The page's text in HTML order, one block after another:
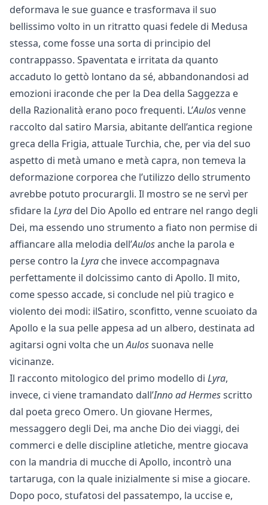
deformava le sue guance e trasformava il suo
bellissimo volto in un ritratto quasi fedele di Medusa
stessa, come fosse una sorta di principio del
contrappasso. Spaventata e irritata da quanto
accaduto lo gettò lontano da sé, abbandonandosi ad
emozioni iraconde che per la Dea della Saggezza e
della Razionalità erano poco frequenti. L’Aulosvenne
raccolto dal satiro Marsia, abitante dell’antica regione
greca della Frigia, attuale Turchia, che, per via del suo
aspetto di metà umano e metà capra, non temeva la
deformazione corporea che l’utilizzo dello strumento
avrebbe potuto procurargli. Il mostro se ne servì per
sfidare la Lyra del Dio Apollo ed entrare nel rango degli
Dei, ma essendo uno strumento a fiato non permise di
affiancare alla melodia dell’Aulosanche la parola e
perse contro la Lyra che invece accompagnava
perfettamente il dolcissimo canto di Apollo. Il mito,
come spesso accade, si conclude nel più tragico e
violento dei modi: ilSatiro, sconfitto, venne scuoiato da
Apollo e la sua pelle appesa ad un albero, destinata ad
agitarsi ogni volta che unAulossuonava nelle
vicinanze.
Il racconto mitologico del primo modello di Lyra,
invece, ci viene tramandato dall’Inno ad Hermesscritto
dal poeta greco Omero. Un giovane Hermes,
messaggero degli Dei, ma anche Dio dei viaggi, dei
commerci e delle discipline atletiche, mentre giocava
con la mandria di mucche di Apollo, incontrò una
tartaruga, con la quale inizialmente si mise a giocare.
Dopo poco, stufatosi del passatempo, la uccise e,